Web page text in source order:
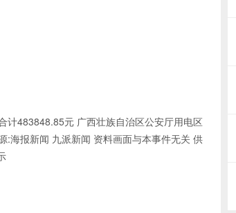
计483848.85元 广西壮族自治区公安厅用电区
:海报新闻 九派新闻 资料画面与本事件无关 供